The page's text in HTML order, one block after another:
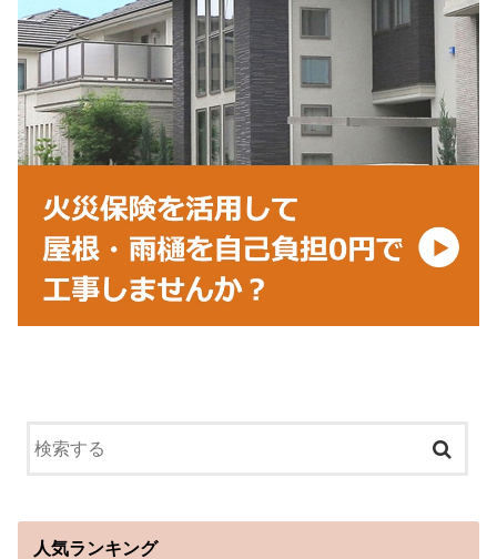
人気ランキング